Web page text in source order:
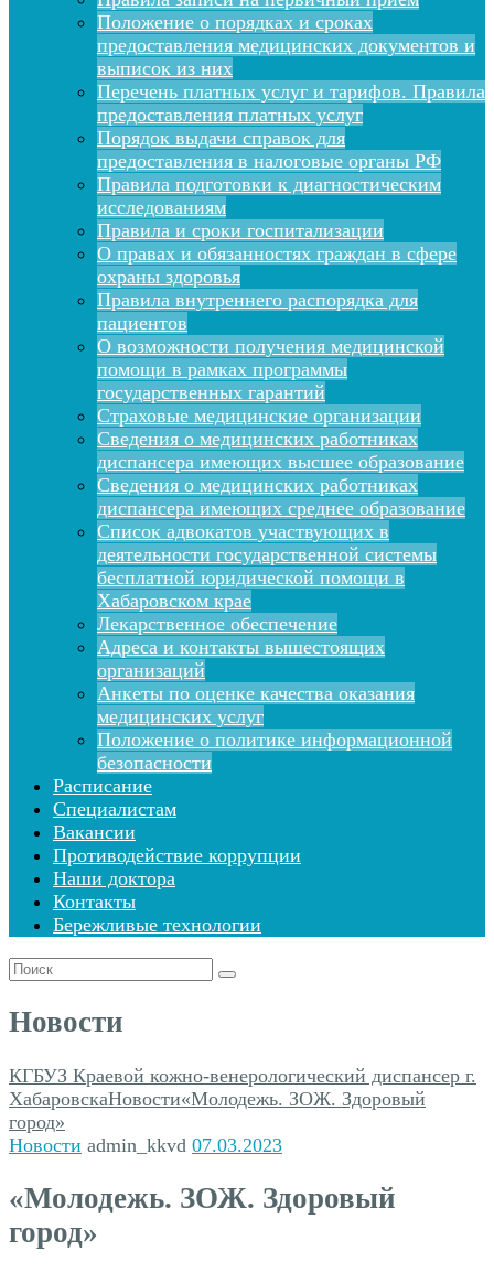
Положение о порядках и сроках
предоставления медицинских документов и
выписок из них
Перечень платных услуг и тарифов. Правила
предоставления платных услуг
Порядок выдачи справок для
предоставления в налоговые органы РФ
Правила подготовки к диагностическим
исследованиям
Правила и сроки госпитализации
О правах и обязанностях граждан в сфере
охраны здоровья
Правила внутреннего распорядка для
пациентов
О возможности получения медицинской
помощи в рамках программы
государственных гарантий
Страховые медицинские организации
Сведения о медицинских работниках
диспансера имеющих высшее образование
Сведения о медицинских работниках
диспансера имеющих среднее образование
Список адвокатов участвующих в
деятельности государственной системы
бесплатной юридической помощи в
Хабаровском крае
Лекарственное обеспечение
Адреса и контакты вышестоящих
организаций
Анкеты по оценке качества оказания
медицинских услуг
Положение о политике информационной
безопасности
Расписание
Специалистам
Вакансии
Противодействие коррупции
Наши доктора
Контакты
Бережливые технологии
Поиск
Новости
КГБУЗ Краевой кожно-венерологический диспансер г.
ХабаровскаНовости«Молодежь. ЗОЖ. Здоровый
город»
Новости admin_kkvd 07.03.2023
«Молодежь. ЗОЖ. Здоровый
город»